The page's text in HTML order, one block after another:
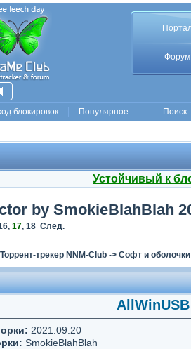
Портал
Форум
блокировок Популярное Поиск :
Устойчивый к
by SmokieBlahBlah
, 17, 18 След.
Торрент-трекер NNM-Club-> Софт и
2021.09.20
SmokieBlahBlah